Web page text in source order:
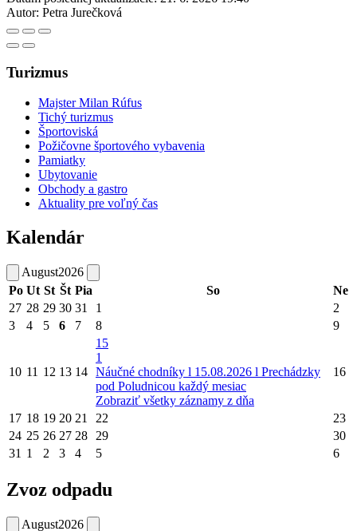
Autor: Petra Jurečková
Turizmus
Majster Milan Rúfus
Tichý turizmus
Športoviská
Požičovne športového vybavenia
Pamiatky
Ubytovanie
Obchody a gastro
Aktuality pre voľný čas
Kalendár
August2026
Po Ut St Št Pia So
Ne
27 28 29 30 31 1
2
3
4 5 6 7 8 9
10 11 12 13 14
15
1
Náučné chodníky l 15.08.2026 l Prechádzky
pod Poludnicou každý mesiac
Zobraziť všetky záznamy z dňa
16
17 18 19 20 21 22
23
24 25 26 27 28 29
30
31 1 2 3 4 5 6
Zvoz odpadu
August2026